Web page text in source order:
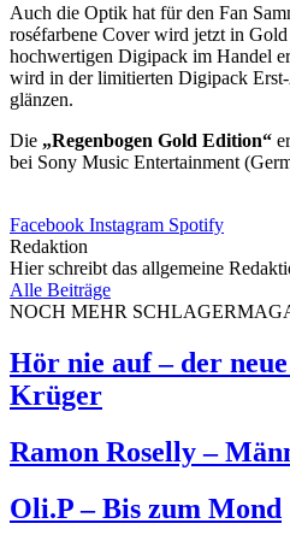
Auch die Optik hat für den Fan
roséfarbene Cover wird jetzt in
hochwertigen Digipack im Handel
wird in der limitierten Digipack
glänzen.
Die „Regenbogen Gold Edition“
bei Sony Music Entertainment
Facebook Instagram Spotify
Redaktion
Hier schreibt das allgemeine
Alle Beiträge
NOCH MEHR
Hör nie auf – der
Krüger
Ramon Roselly –
Oli.P – Bis zum Mond